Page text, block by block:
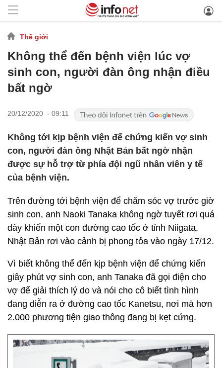
Thế giới
Không thể đến bệnh viện lúc vợ
sinh con, người đàn ông nhận điều
bất ngờ
20/12/2020 - 09:11
Không tới kịp bệnh viện để chứng kiến vợ sinh
con, người đàn ông Nhật Bản bất ngờ nhận
được sự hỗ trợ từ phía đội ngũ nhân viên y tế
của bệnh viện.
Trên đường tới bệnh viện để chăm sóc vợ trước giờ
sinh con, anh Naoki Tanaka không ngờ tuyết rơi quá
dày khiến một con đường cao tốc ở tỉnh Niigata,
Nhật Bản rơi vào cảnh bị phong tỏa vào ngày 17/12.
Vì biết không thể đến kịp bệnh viện để chứng kiến
giây phút vợ sinh con, anh Tanaka đã gọi điện cho
vợ để giải thích lý do và nói cho cô biết tình hình
đang diễn ra ở đường cao tốc Kanetsu, nơi mà hơn
2.000 phương tiện giao thông đang bị kẹt cứng.